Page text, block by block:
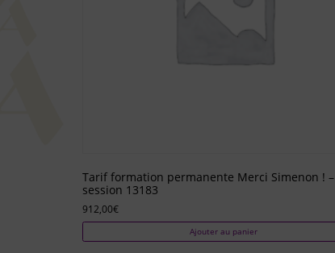
Tarif formation permanente Merci Simenon ! –
session 13183
912,00€
Ajouter au panier